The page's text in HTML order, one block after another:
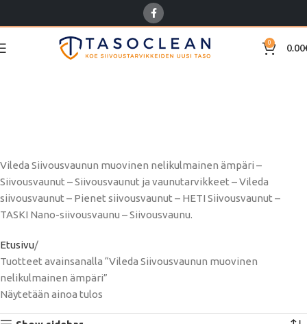
0 0.00
Vileda Siivousvaunun muovinen nelikulmainen ämpäri –
Siivousvaunut – Siivousvaunut ja vaunutarvikkeet – Vileda
siivousvaunut – Pienet siivousvaunut – HETI Siivousvaunut –
TASKI Nano-siivousvaunu – Siivousvaunu.
Etusivu
Tuotteet avainsanalla “Vileda Siivousvaunun muovinen
nelikulmainen ämpäri”
Näytetään ainoa tulos